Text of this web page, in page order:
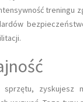
treningu
zyskujesz
Seniora
Na